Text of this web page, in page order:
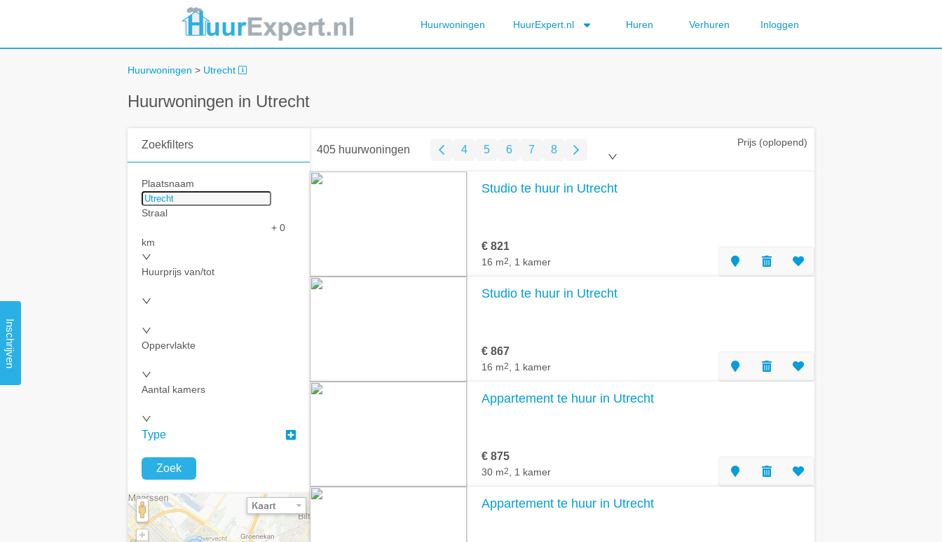
Huurwoningen HuurExpert.nl Huren Verhuren Inloggen
Huurwoningen > Utrecht
Huurwoningen in Utrecht
Zoekfilters
Plaatsnaam
Straal
+ 0
km
Huurprijs van/tot
Oppervlakte
Aantal kamers
Type
Zoek
405 huurwoningen 4 5 6 7 8
Prijs (oplopend)
Studio te huur in Utrecht
€ 821
16 m2 , 1 kamer
Studio te huur in Utrecht
€ 867
16 m2 , 1 kamer
Appartement te huur in Utrecht
€ 875
30 m2 , 1 kamer
Appartement te huur in Utrecht
Inschrijven